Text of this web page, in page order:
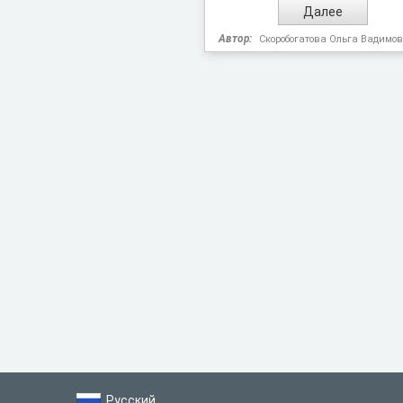
Автор: Скоробогатова Ольга